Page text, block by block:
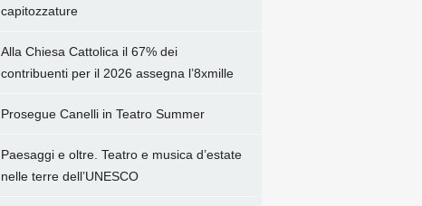
capitozzature
Alla Chiesa Cattolica il 67% dei
contribuenti per il 2026 assegna l’8xmille
Prosegue Canelli in Teatro Summer
Paesaggi e oltre. Teatro e musica d’estate
nelle terre dell’UNESCO